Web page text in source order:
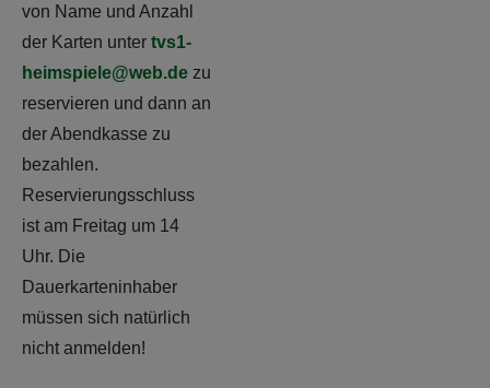
von Name und Anzahl
der Karten unter tvs1-
heimspiele@web.de zu
reservieren und dann an
der Abendkasse zu
bezahlen.
Reservierungsschluss
ist am Freitag um 14
Uhr. Die
Dauerkarteninhaber
müssen sich natürlich
nicht anmelden!